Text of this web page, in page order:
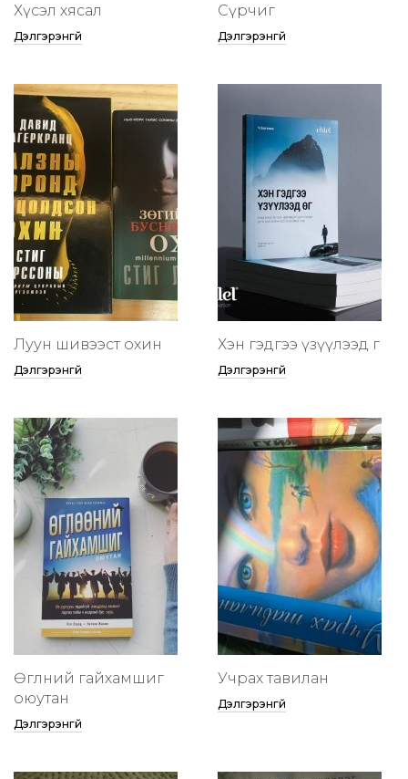
Хүсэл хясал
Дэлгэрэнгүй
Сүрчиг
Дэлгэрэнгүй
Луун шивээст охин
Дэлгэрэнгүй
Хэн гэдгээ үзүүлээд өг
Дэлгэрэнгүй
Өглөөний гайхамшиг
оюутан
Дэлгэрэнгүй
Учрах тавилан
Дэлгэрэнгүй